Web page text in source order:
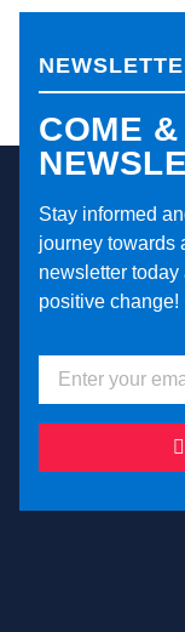
COME
Stay informed
journey towards
newsletter today
positive change!